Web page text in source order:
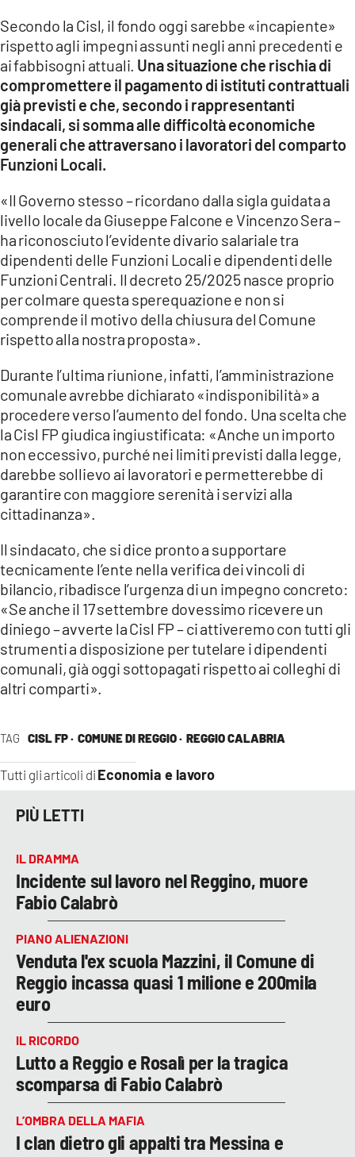
LACITYMAG.IT
ILREGGINO.IT
COSENZACHANNEL.IT
ILVIBONESE.IT
LACAPITALENEWS.IT
App
ANDROID
APPLE
TAG CISL FP · COMUNE DI REGGIO · REGGIO CALABRIA
Tutti gli articoli di Economia e lavoro
Secondo la Cisl, il fondo oggi sarebbe «incapiente»
rispetto agli impegni assunti negli anni precedenti e
ai fabbisogni attuali. Una situazione che rischia di
compromettere il pagamento di istituti contrattuali
già previsti e che, secondo i rappresentanti
sindacali, si somma alle difficoltà economiche
generali che attraversano i lavoratori del comparto
Funzioni Locali.
«Il Governo stesso – ricordano dalla sigla guidata a
livello locale da Giuseppe Falcone e Vincenzo Sera –
ha riconosciuto l’evidente divario salariale tra
dipendenti delle Funzioni Locali e dipendenti delle
Funzioni Centrali. Il decreto 25/2025 nasce proprio
per colmare questa sperequazione e non si
comprende il motivo della chiusura del Comune
rispetto alla nostra proposta».
Durante l’ultima riunione, infatti, l’amministrazione
comunale avrebbe dichiarato «indisponibilità» a
procedere verso l’aumento del fondo. Una scelta che
la Cisl FP giudica ingiustificata: «Anche un importo
non eccessivo, purché nei limiti previsti dalla legge,
darebbe sollievo ai lavoratori e permetterebbe di
garantire con maggiore serenità i servizi alla
cittadinanza».
Il sindacato, che si dice pronto a supportare
tecnicamente l’ente nella verifica dei vincoli di
bilancio, ribadisce l’urgenza di un impegno concreto:
«Se anche il 17 settembre dovessimo ricevere un
diniego – avverte la Cisl FP – ci attiveremo con tutti gli
strumenti a disposizione per tutelare i dipendenti
comunali, già oggi sottopagati rispetto ai colleghi di
altri comparti».
PIÙ LETTI
IL DRAMMA
Incidente sul lavoro nel Reggino, muore
Fabio Calabrò
PIANO ALIENAZIONI
Venduta l'ex scuola Mazzini, il Comune di
Reggio incassa quasi 1 milione e 200mila
euro
IL RICORDO
Lutto a Reggio e Rosalì per la tragica
scomparsa di Fabio Calabrò
L’OMBRA DELLA MAFIA
I clan dietro gli appalti tra Messina e